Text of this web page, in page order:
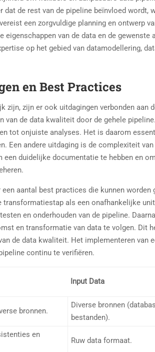
dat de rest van de pipeline beïnvloed
een zorgvuldige planning en ontwerp
eigenschappen van de data en de gewenste
op het gebied van datamodellering,
en Best Practices
zijn, zijn er ook uitdagingen verbonden aan
van de data kwaliteit door de gehele
tot onjuiste analyses. Het is daarom
Een andere uitdaging is de complexiteit
duidelijke documentatie te hebben en
aantal best practices die kunnen
transformatiestap als een onafhankelijke
en onderhouden van de pipeline.
en transformatie van data te volgen. Dit
de data kwaliteit. Het implementeren van
continu te verifiëren.
Input Data
bronnen.
Diverse bronnen
bestanden).
en
Ruw data formaat.